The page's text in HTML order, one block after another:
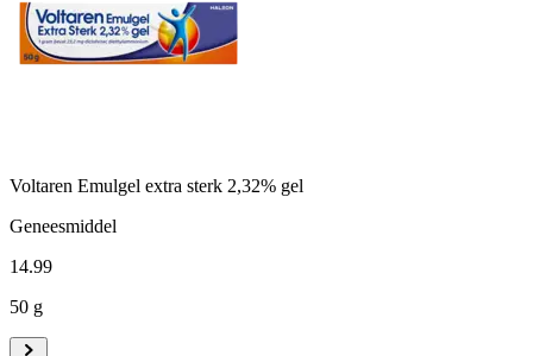
Voltaren Emulgel extra sterk 2,32% gel
Geneesmiddel
14.99
50 g